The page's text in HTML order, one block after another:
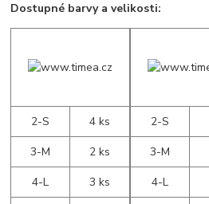
Dostupné barvy a velikosti:
2-S
4 ks
3-M
2 ks
4-L
3 ks
2-S
3-M
4-L